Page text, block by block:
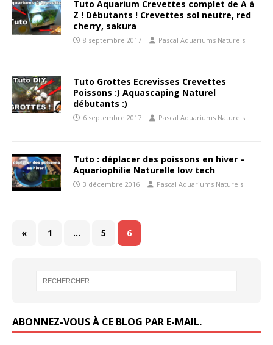
Tuto Aquarium Crevettes complet de A à
Z ! Débutants ! Crevettes sol neutre, red
cherry, sakura
8 septembre 2017 Pascal Aquariums Naturels
Tuto Grottes Ecrevisses Crevettes
Poissons :) Aquascaping Naturel
débutants :)
6 septembre 2017 Pascal Aquariums Naturels
Tuto : déplacer des poissons en hiver –
Aquariophilie Naturelle low tech
3 décembre 2016 Pascal Aquariums Naturels
« 1 … 5 6
ABONNEZ-VOUS À CE BLOG PAR E-MAIL.